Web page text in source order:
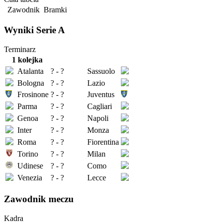
Zawodnik Bramki
Wyniki Serie A
Terminarz
1 kolejka
Atalanta
? - ?
Sassuolo
Bologna
? - ?
Lazio
Frosinone ? - ?
Juventus
Parma
? - ?
Cagliari
Genoa
? - ?
Napoli
Inter
? - ?
Monza
Roma
? - ?
Fiorentina
Torino
? - ?
Milan
Udinese
? - ?
Como
Venezia
? - ? Lecce
Zawodnik meczu
Kadra